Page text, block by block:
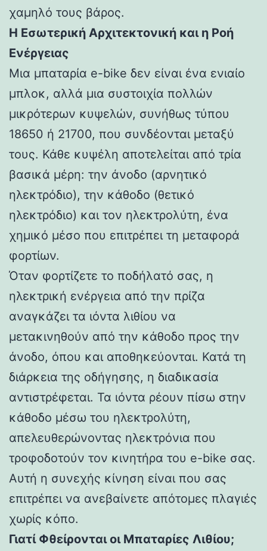
χαμηλό τους βάρος.
Η Εσωτερική Αρχιτεκτονική και η Ροή
Ενέργειας
Μια μπαταρία e-bike δεν είναι ένα ενιαίο
μπλοκ, αλλά μια συστοιχία πολλών
μικρότερων κυψελών, συνήθως τύπου
18650 ή 21700, που συνδέονται μεταξύ
τους. Κάθε κυψέλη αποτελείται από τρία
βασικά μέρη: την άνοδο (αρνητικό
ηλεκτρόδιο), την κάθοδο (θετικό
ηλεκτρόδιο) και τον ηλεκτρολύτη, ένα
χημικό μέσο που επιτρέπει τη μεταφορά
φορτίων.
Όταν φορτίζετε το ποδήλατό σας, η
ηλεκτρική ενέργεια από την πρίζα
αναγκάζει τα ιόντα λιθίου να
μετακινηθούν από την κάθοδο προς την
άνοδο, όπου και αποθηκεύονται. Κατά τη
διάρκεια της οδήγησης, η διαδικασία
αντιστρέφεται. Τα ιόντα ρέουν πίσω στην
κάθοδο μέσω του ηλεκτρολύτη,
απελευθερώνοντας ηλεκτρόνια που
τροφοδοτούν τον κινητήρα του e-bike σας.
Αυτή η συνεχής κίνηση είναι που σας
επιτρέπει να ανεβαίνετε απότομες πλαγιές
χωρίς κόπο.
Γιατί Φθείρονται οι Μπαταρίες Λιθίου;